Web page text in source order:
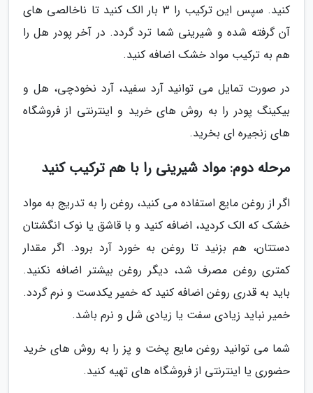
کنید. سپس این ترکیب را 3 بار الک کنید تا ناخالصی های
آن گرفته شده و شیرینی شما ترد گردد. در آخر پودر هل را
هم به ترکیب مواد خشک اضافه کنید.
در صورت تمایل می توانید آرد سفید، آرد نخودچی، هل و
بیکینگ پودر را به روش های خرید و اینترنتی از فروشگاه
های زنجیره ای بخرید.
مرحله دوم: مواد شیرینی را با هم ترکیب کنید
اگر از روغن مایع استفاده می کنید، روغن را به تدریج به مواد
خشک که الک کردید، اضافه کنید و با قاشق یا نوک انگشتان
دستتان، هم بزنید تا روغن به خورد آرد برود. اگر مقدار
کمتری روغن مصرف شد، دیگر روغن بیشتر اضافه نکنید.
باید به قدری روغن اضافه کنید که خمیر یکدست و نرم گردد.
خمیر نباید زیادی سفت یا زیادی شل و نرم باشد.
شما می توانید روغن مایع پخت و پز را به روش های خرید
حضوری یا اینترنتی از فروشگاه های تهیه کنید.